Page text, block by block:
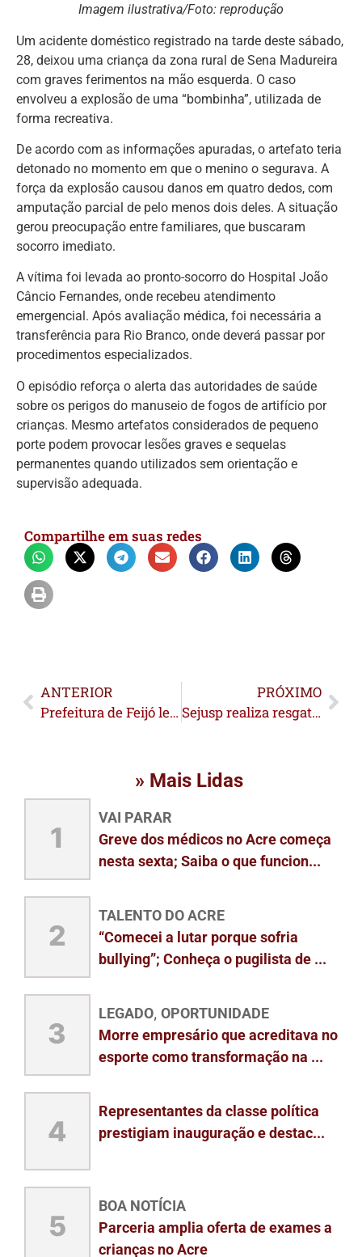
Imagem ilustrativa/Foto: reprodução
Um acidente doméstico registrado na tarde deste sábado,
28, deixou uma criança da zona rural de Sena Madureira
com graves ferimentos na mão esquerda. O caso
envolveu a explosão de uma “bombinha”, utilizada de
forma recreativa.
De acordo com as informações apuradas, o artefato teria
detonado no momento em que o menino o segurava. A
força da explosão causou danos em quatro dedos, com
amputação parcial de pelo menos dois deles. A situação
gerou preocupação entre familiares, que buscaram
socorro imediato.
A vítima foi levada ao pronto-socorro do Hospital João
Câncio Fernandes, onde recebeu atendimento
emergencial. Após avaliação médica, foi necessária a
transferência para Rio Branco, onde deverá passar por
procedimentos especializados.
O episódio reforça o alerta das autoridades de saúde
sobre os perigos do manuseio de fogos de artifício por
crianças. Mesmo artefatos considerados de pequeno
porte podem provocar lesões graves e sequelas
permanentes quando utilizados sem orientação e
supervisão adequada.
Compartilhe em suas redes
ANTERIOR
Prefeitura de Feijó leva atendimento de saúde para comunidades ribeirinhas
PRÓXIMO
Sejusp realiza resgate aeromédico em área de fronteira entre Acre e Amazonas
» Mais Lidas
1
VAI PARAR
Greve dos médicos no Acre começa
nesta sexta; Saiba o que funcion...
2
TALENTO DO ACRE
“Comecei a lutar porque sofria
bullying”; Conheça o pugilista de ...
3
LEGADO, OPORTUNIDADE
Morre empresário que acreditava no
esporte como transformação na ...
4
Representantes da classe política
prestigiam inauguração e destac...
5
BOA NOTÍCIA
Parceria amplia oferta de exames a
crianças no Acre